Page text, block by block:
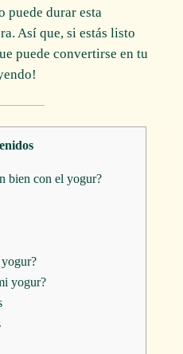
puede durar esta
Así que, si estás listo
puede convertirse en tu
bien con el yogur?
yogur?